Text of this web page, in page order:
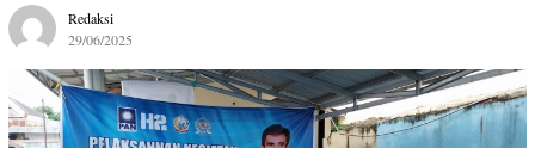
Redaksi
29/06/2025